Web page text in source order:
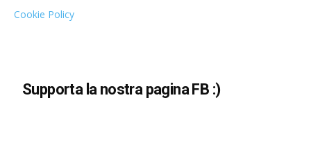
Cookie Policy
Supporta la nostra pagina FB :)